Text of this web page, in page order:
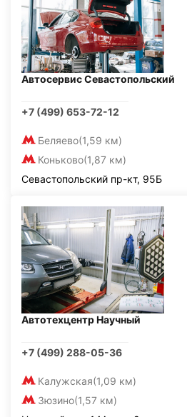
Автосервис Севастопольский
+7 (499) 653-72-12
Беляево(1,59 км)
Коньково(1,87 км)
Севастопольский пр-кт, 95Б
Автотехцентр Научный
+7 (499) 288-05-36
Калужская(1,09 км)
Зюзино(1,57 км)